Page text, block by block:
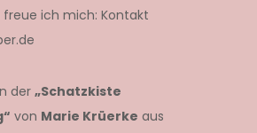
ich mich: Kontakt
der „Schatzkiste
von Marie Krüerke aus